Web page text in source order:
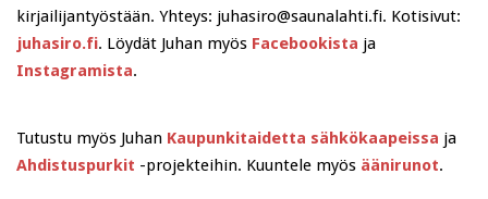
kirjailijantyöstään. Yhteys: juhasiro@saunalahti.fi. Kotisivut:
juhasiro.fi. Löydät Juhan myös Facebookista ja
Instagramista.
Tutustu myös Juhan Kaupunkitaidetta sähkökaapeissa ja
Ahdistuspurkit -projekteihin. Kuuntele myös äänirunot.